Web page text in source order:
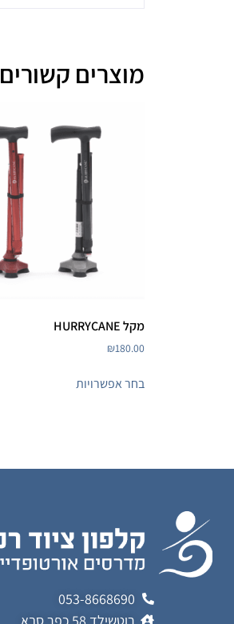
מוצרים קשורים
מקל HURRYCANE
₪180.00
בחר אפשרויות
053-8668690
רוטשילד 58 כפר סבא